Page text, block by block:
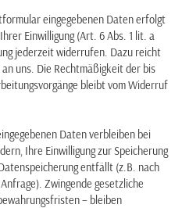
eingegebenen Daten erfolgt
Einwilligung (Art. 6 Abs. 1 lit. a
jederzeit widerrufen. Dazu reicht
uns. Die Rechtmäßigkeit der bis
bleibt vom Widerruf
Daten verbleiben bei
Ihre Einwilligung zur Speicherung
entfällt (z.B. nach
Zwingende gesetzliche
– bleiben